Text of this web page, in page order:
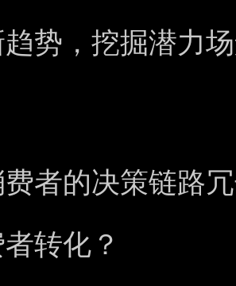
势，挖掘潜力
者的决策链路
转化？